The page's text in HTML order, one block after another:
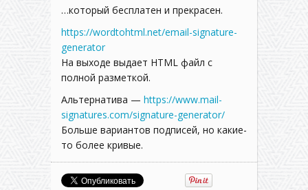
…который бесплатен и прекрасен.
https://wordtohtml.net/email-signature-
generator
На выходе выдает HTML файл с
полной разметкой.
Альтернатива — https://www.mail-
signatures.com/signature-generator/
Больше вариантов подписей, но какие-
то более кривые.